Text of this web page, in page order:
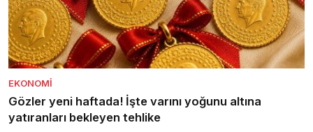
EKONOMI
Gözler yeni haftada! İşte varını yoğunu altına
yatıranları bekleyen tehlike